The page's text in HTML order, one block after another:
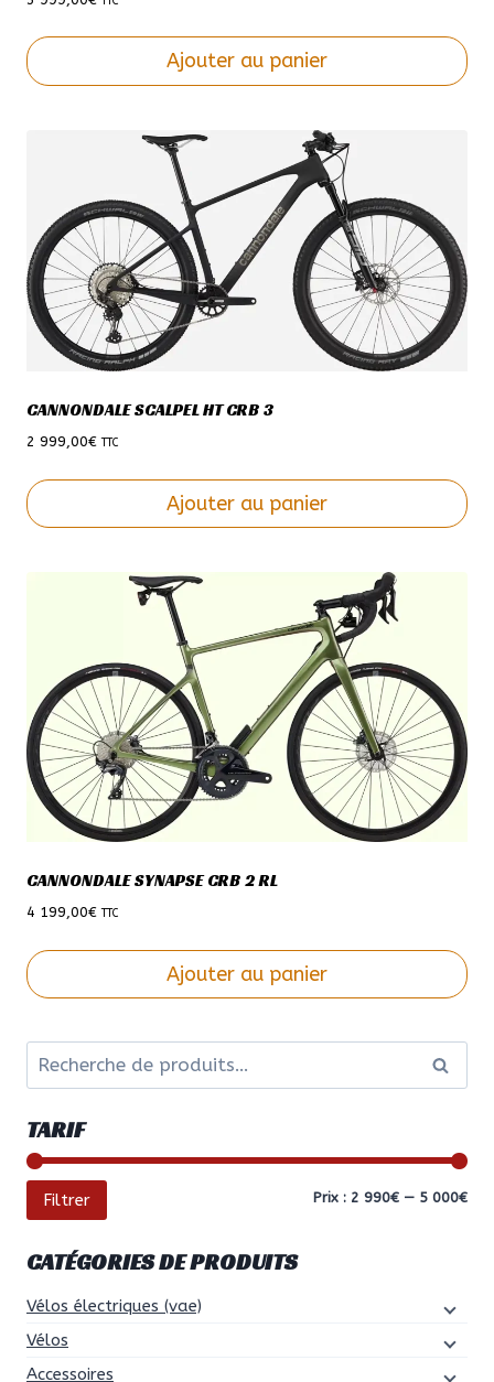
produit
Ajouter au panier
variations.
Les
options
peuvent
être
choisies
page
du
CANNONDALE SCALPEL HT CRB 3
2 999,00€ TTC
Ajouter au panier
options
peuvent
être
choisies
sur
du
produit
CANNONDALE SYNAPSE CRB 2 RL
4 199,00€ TTC
Ajouter au panier
produit
plusieurs
Les
options
peuvent
être
choisies
sur
la
page
du
Recherche
TARIF
Prix
Prix
Filtrer Prix : 2 990€ — 5 000€
CATÉGORIES DE PRODUITS
Vélos électriques (vae)
Vélos
Accessoires